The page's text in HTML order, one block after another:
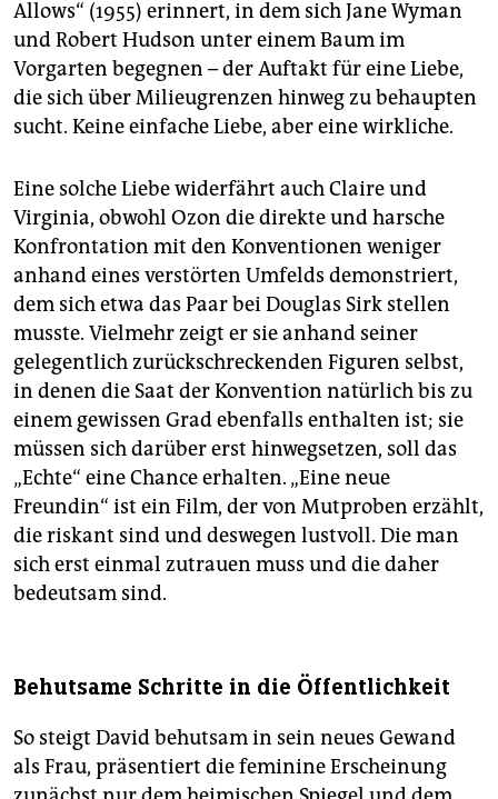
Allows“ (1955) erinnert, in dem sich Jane Wyman
und Robert Hudson unter einem Baum im
Vorgarten begegnen – der Auftakt für eine Liebe,
die sich über Milieugrenzen hinweg zu behaupten
sucht. Keine einfache Liebe, aber eine wirkliche.
Eine solche Liebe widerfährt auch Claire und
Virginia, obwohl Ozon die direkte und harsche
Konfrontation mit den Konventionen weniger
anhand eines verstörten Umfelds demonstriert,
dem sich etwa das Paar bei Douglas Sirk stellen
musste. Vielmehr zeigt er sie anhand seiner
gelegentlich zurückschreckenden Figuren selbst,
in denen die Saat der Konvention natürlich bis zu
einem gewissen Grad ebenfalls enthalten ist; sie
müssen sich darüber erst hinwegsetzen, soll das
„Echte“ eine Chance erhalten. „Eine neue
Freundin“ ist ein Film, der von Mutproben erzählt,
die riskant sind und deswegen lustvoll. Die man
sich erst einmal zutrauen muss und die daher
bedeutsam sind.
Behutsame Schritte in die Öffentlichkeit
So steigt David behutsam in sein neues Gewand
als Frau, präsentiert die feminine Erscheinung